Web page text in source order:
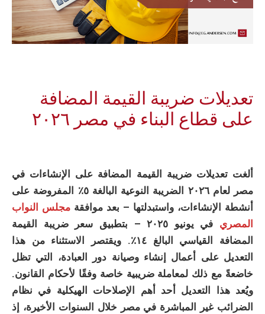
تعديلات ضريبة القيمة المضافة
على قطاع البناء في مصر ٢٠٢٦
ألغتتعديلات ضريبة القيمة المضافة على الإنشاءات في
مصر لعام ٢٠٢٦
الضريبة النوعية البالغة ٥٪ المفروضة على
أنشطة الإنشاءات، واستبدلتها – بعد موافقة مجلس النواب
المصري
في يونيو ٢٠٢٥ – بتطبيق سعر ضريبة القيمة
المضافة القياسي البالغ ١٤٪. ويقتصر الاستثناء من هذا
التعديل على أعمال إنشاء وصيانة دور العبادة، التي تظل
خاضعةً مع ذلك لمعاملة ضريبية خاصة وفقًا لأحكام القانون.
ويُعد هذا التعديل أحد أهم الإصلاحات الهيكلية في نظام
الضرائب غير المباشرة في مصر خلال السنوات الأخيرة، إذ